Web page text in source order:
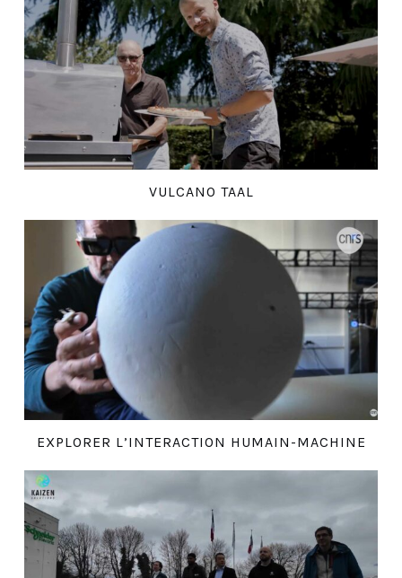
VULCANO TAAL
EXPLORER L’INTERACTION HUMAIN-MACHINE